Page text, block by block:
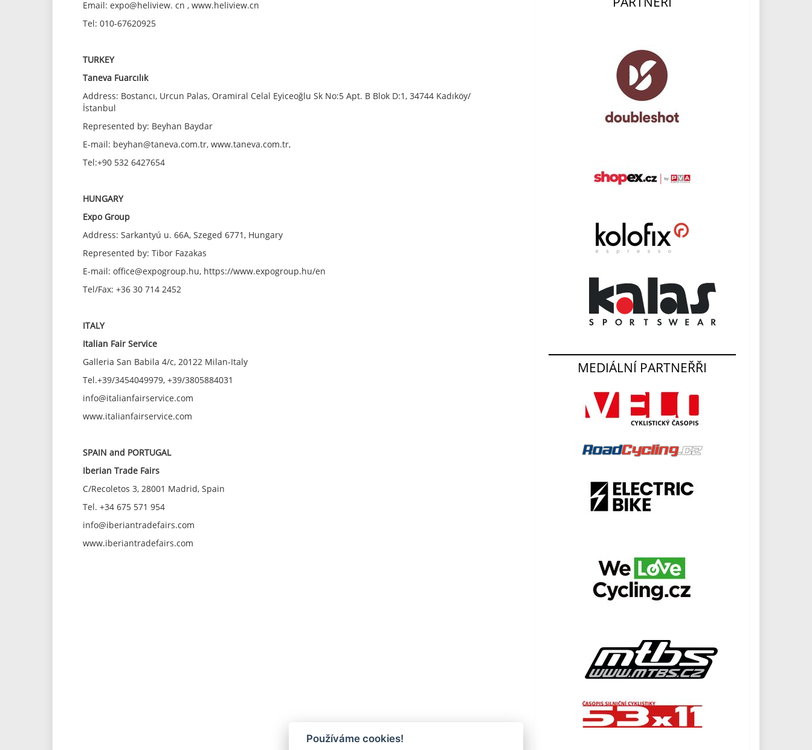
Email: expo@heliview. cn , www.heliview.cn
Tel: 010-67620925
TURKEY
Taneva Fuarcılık
Address: Bostancı, Urcun Palas, Oramiral Celal Eyiceoğlu Sk No:5 Apt. B Blok D:1, 34744 Kadıköy/
İstanbul
Represented by: Beyhan Baydar
E-mail: beyhan@taneva.com.tr, www.taneva.com.tr,
Tel:+90 532 6427654
HUNGARY
Expo Group
Address: Sarkantyú u. 66A, Szeged 6771, Hungary
Represented by: Tibor Fazakas
E-mail: office@expogroup.hu, https://www.expogroup.hu/en
Tel/Fax: +36 30 714 2452
ITALY
Italian Fair Service
Galleria San Babila 4/c, 20122 Milan-Italy
Tel.+39/3454049979, +39/3805884031
info@italianfairservice.com
www.italianfairservice.com
SPAIN and PORTUGAL
Iberian Trade Fairs
C/Recoletos 3, 28001 Madrid, Spain
Tel. +34 675 571 954
info@iberiantradefairs.com
www.iberiantradefairs.com
MEDIÁLNÍ PARTNEŘŘI
Používáme cookies!